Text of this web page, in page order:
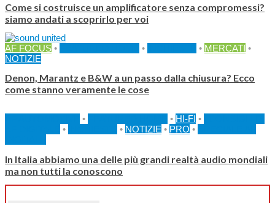
Come si costruisce un amplificatore senza compromessi?
siamo andati a scoprirlo per voi
AF FOCUS • • • MERCATI •
NOTIZIE
Denon, Marantz e B&W a un passo dalla chiusura? Ecco
come stanno veramente le cose
• • HI-FI •
• • NOTIZIE • PRO •
In Italia abbiamo una delle più grandi realtà audio mondiali
ma non tutti la conoscono